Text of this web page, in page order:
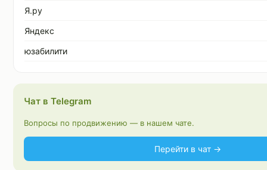
Я.ру
Яндекс
юзабилити
Чат в Telegram
Вопросы по продвижению — в нашем чате.
Перейти в чат →